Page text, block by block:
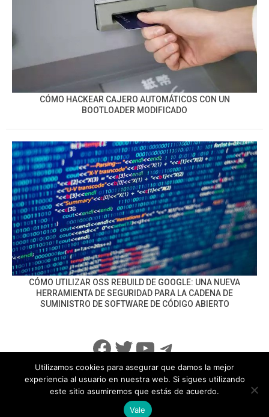
CÓMO HACKEAR CAJERO AUTOMÁTICOS CON UN
BOOTLOADER MODIFICADO
CÓMO UTILIZAR OSS REBUILD DE GOOGLE: UNA NUEVA
HERRAMIENTA DE SEGURIDAD PARA LA CADENA DE
SUMINISTRO DE SOFTWARE DE CÓDIGO ABIERTO
Facebook
Twitter
YouTube
Telegram
info@noticiasseguridad.com Política de Privacidad
Utilizamos cookies para asegurar que damos la mejor
experiencia al usuario en nuestra web. Si sigues utilizando
este sitio asumiremos que estás de acuerdo.
Vale